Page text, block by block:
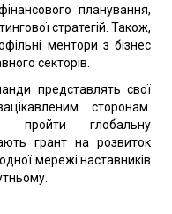
планування,
стратегій. Також,
ментори з бізнес
секторів.
представлять свої
сторонам.
пройти глобальну
грант на розвиток
мережі наставників